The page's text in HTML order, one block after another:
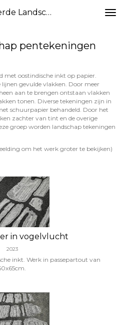
Jan Deckwitz - Gearceerde Landschap Pentekeningen
pentekeningen
met oostindische inkt op papier.
gevulde vlakken. Door meer
aan te brengen ontstaan vlakken
tonen. Diverse tekeningen zijn in
schuurpapier behandeld. Door het
zachter van tint en de overige
groep worden landschap tekeningen
om het werk groter te bekijken)
in vogelvlucht
2023
inkt. Werk in passepartout van